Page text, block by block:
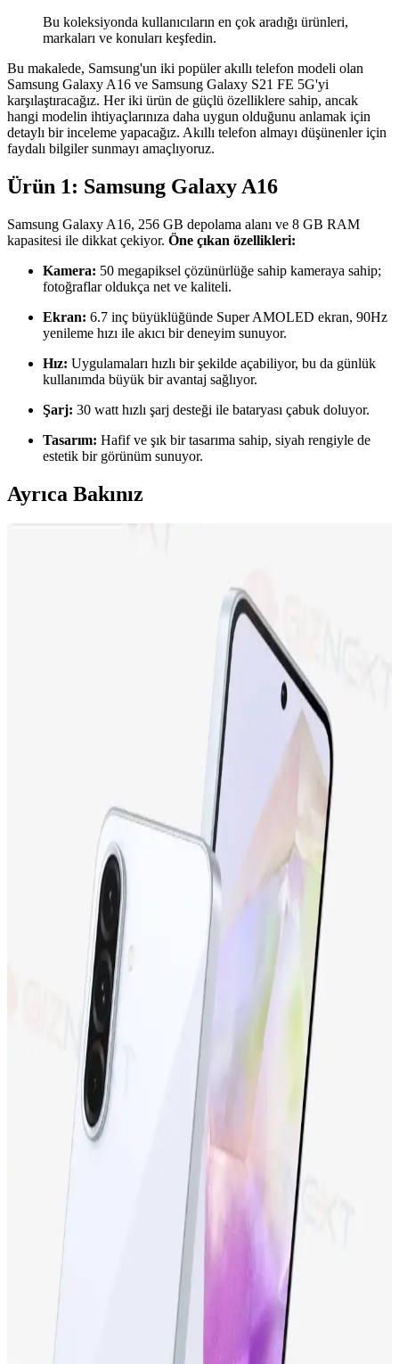
Bu koleksiyonda kullanıcıların en çok aradığı ürünleri,
markaları ve konuları keşfedin.
Bu makalede, Samsung'un iki popüler akıllı telefon modeli olan
Samsung Galaxy A16 ve Samsung Galaxy S21 FE 5G'yi
karşılaştıracağız. Her iki ürün de güçlü özelliklere sahip, ancak
hangi modelin ihtiyaçlarınıza daha uygun olduğunu anlamak için
detaylı bir inceleme yapacağız. Akıllı telefon almayı düşünenler için
faydalı bilgiler sunmayı amaçlıyoruz.
Ürün 1: Samsung Galaxy A16
Samsung Galaxy A16, 256 GB depolama alanı ve 8 GB RAM
kapasitesi ile dikkat çekiyor. Öne çıkan özellikleri:
Kamera: 50 megapiksel çözünürlüğe sahip kameraya sahip;
fotoğraflar oldukça net ve kaliteli.
Ekran: 6.7 inç büyüklüğünde Super AMOLED ekran, 90Hz
yenileme hızı ile akıcı bir deneyim sunuyor.
Hız: Uygulamaları hızlı bir şekilde açabiliyor, bu da günlük
kullanımda büyük bir avantaj sağlıyor.
Şarj: 30 watt hızlı şarj desteği ile bataryası çabuk doluyor.
Tasarım: Hafif ve şık bir tasarıma sahip, siyah rengiyle de
estetik bir görünüm sunuyor.
Ayrıca Bakınız
Neo dizüstü bilgisayar ve iPhone 17 arasındaki fiyat farkı, teknik
özellikler, miniaturizasyon zorlukları, üretim maliyetleri ve Apple'ın
pazar stratejileriyle şekilleniyor. Bu farkın detayları inceleniyor.
Apple iPhone 17 ve iPhone 15 Plus Karşılaştırması:
Özellikler ve Kullanıcı Yorumları
İki popüler iPhone modeli olan iPhone 17 ve iPhone 15 Plus'ın
ekran, kamera, batarya ve depolama özellikleri karşılaştırılıyor,
kullanıcı yorumlarıyla performans değerlendirmeleri sunuluyor.
Samsung Galaxy M13 İncelemesi: Ekonomik Fiyatlı
ve Gelişmiş Özelliklere Sahip Akıllı Telefon
Samsung Galaxy M13, uygun fiyatıyla dikkat çeken, geniş ekranı,
güçlü bataryası ve gelişmiş kamerasıyla günlük kullanım için ideal
bir akıllı telefon seçeneğidir.
Tecno Camon 19 Neo ve Tecno Spark 10
Karşılaştırması: Hangi Telefon Sizin İçin Uygun
Tecno Camon 19 Neo ve Tecno Spark 10'un özellikleri, kullanıcı
yorumları ve karşılaştırmasıyla, ihtiyaçlarınıza en uygun telefonu
Samsung Galaxy S24 Ultra: Yüksek Performans ve
Gelişmiş Kamera Özellikleriyle Yenilikçi Akıllı
Samsung Galaxy S24 Ultra, üstün kamera, yüksek performans ve
dayanıklı tasarımıyla öne çıkan en yeni akıllı telefon modeli.
Detaylar ve özellikler için inceleyin.
Samsung Galaxy S23 FE: Yüksek Performans ve
Uygun Fiyatlı Akıllı Telefon Seçenekleri
Samsung Galaxy S23 FE, yüksek performans, gelişmiş kamera ve
şık tasarımıyla uygun fiyatlı yeni nesil akıllı telefon. Günlük
kullanım ve profesyonel fotoğrafçılık için ideal seçenek.
iPhone 15 Pro ve Yeni Nesil Teknolojiler: Tasarım,
Performans ve Yenilikler
iPhone 15 Pro, gelişmiş ekran, güçlü işlemci ve yenilikçi kamera